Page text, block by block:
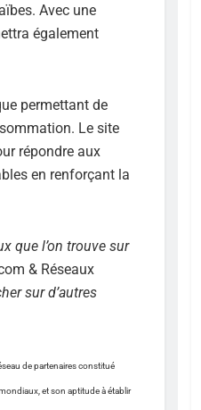
Avec une
également
permettant de
Le site
répondre aux
en renforçant la
que l’on trouve sur
& Réseaux
sur d’autres
de partenaires constitué
et son aptitude à établir